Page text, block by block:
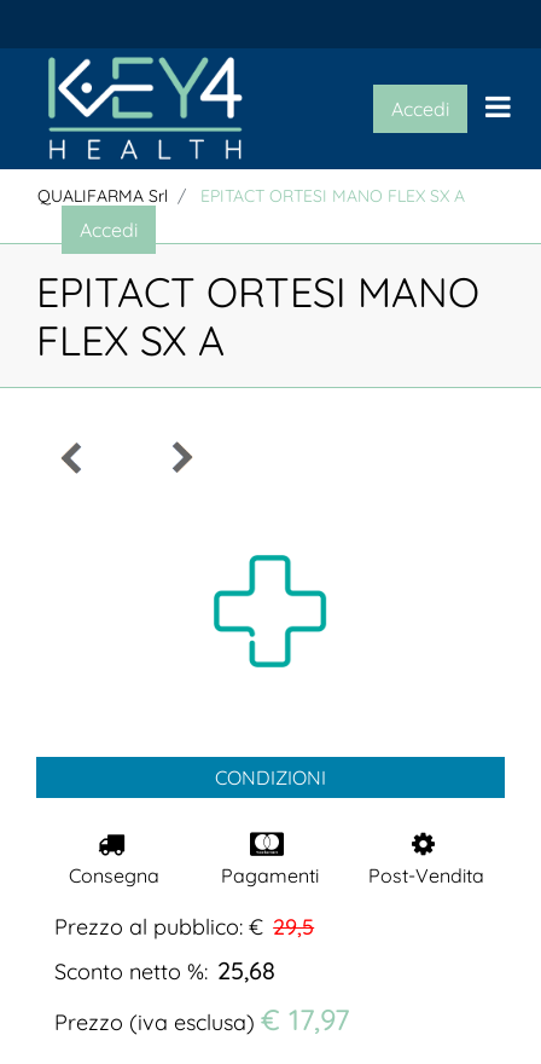
Accedi
Accedi
QUALIFARMA Srl EPITACT ORTESI MANO FLEX SX A
EPITACT ORTESI MANO
FLEX SX A
CONDIZIONI
Consegna Pagamenti Post-Vendita
Prezzo al pubblico: € 29,5
Sconto netto %: 25,68
Prezzo (iva esclusa) € 17,97